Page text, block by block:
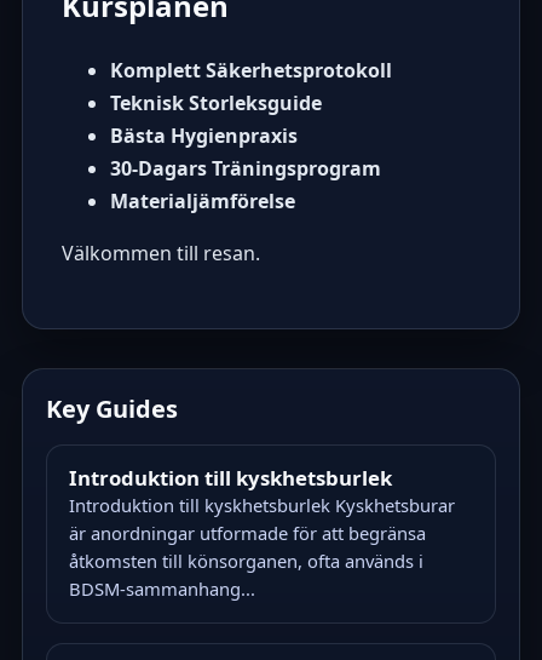
Komplett Säkerhetsprotokoll
Teknisk Storleksguide
Bästa Hygienpraxis
30-Dagars Träningsprogram
Materialjämförelse
Välkommen till resan.
Key Guides
Introduktion till kyskhetsburlek
Introduktion till kyskhetsburlek Kyskhetsburar
är anordningar utformade för att begränsa
åtkomsten till könsorganen, ofta används i
BDSM-sammanhang...